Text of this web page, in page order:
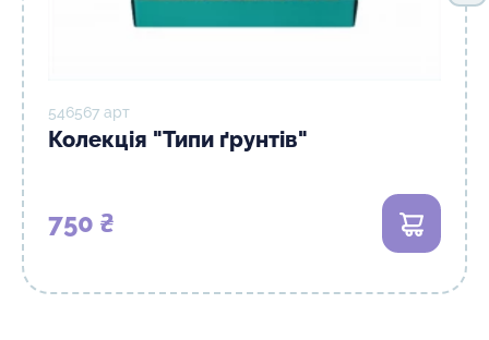
546567 арт
Колекція "Типи ґрунтів"
750 ₴ В кошик